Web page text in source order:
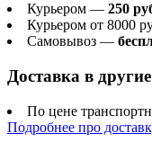
Курьером — 250
Курьером от 8000
Самовывоз —
Доставка в
По цене
Подробнее про